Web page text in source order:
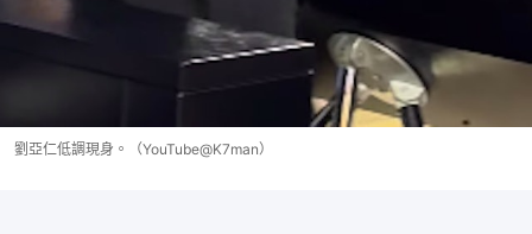
劉亞仁低調現身。（YouTube@K7man）